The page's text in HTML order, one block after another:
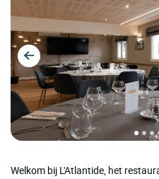
Welkom bij L'Atlantide, het